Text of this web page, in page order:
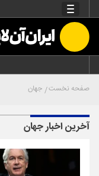
صفحه نخست جهان
آخرین اخبار جهان